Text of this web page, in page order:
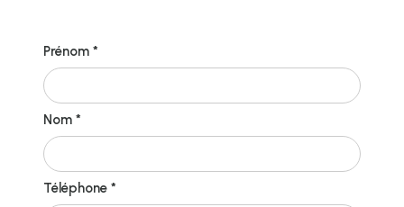
Prénom *
Nom *
Téléphone *